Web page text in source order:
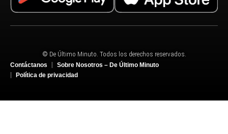
© De Último Minuto. Todos los derechos reservados.
Contáctanos
Sobre Nosotros – De Último Minuto
Política de privacidad